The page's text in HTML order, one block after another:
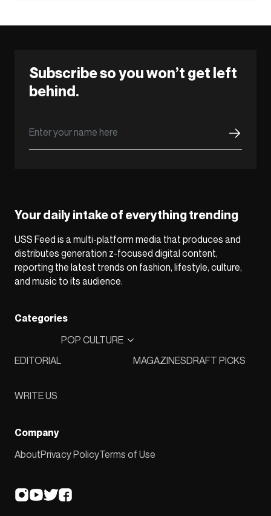
Subscribe so you won’t get left
behind.
Your daily intake of everything trending
USS Feed is a multi-platform media that produces and
distributes generation z-focused digital content,
reporting the latest trends on fashion, lifestyle, culture,
and music to its audience.
Categories
EDITORIAL
POP CULTURE
MAGAZINESDRAFT PICKS
WRITE US
Company
AboutPrivacy PolicyTerms of Use